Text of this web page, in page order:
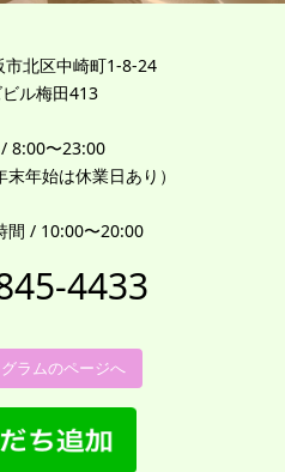
北区中崎町1-8-24
ル梅田413
8:00〜23:00
年始は休業日あり）
間 / 10:00〜20:00
4433
ラムのページへ